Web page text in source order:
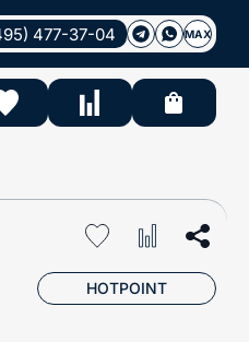
477-37-04 MAX
HOTPOINT